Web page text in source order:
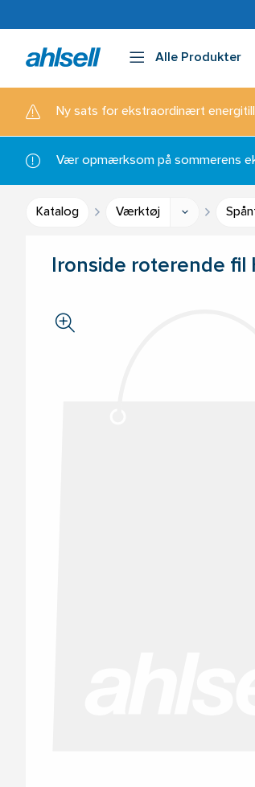
Alle Produkter
Ny sats for ekstraordinært
Vær opmærksom på sommerens
Katalog Værktøj
Ironside roterende fil